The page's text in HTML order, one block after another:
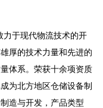
于现代物流技术的开
厚的技术力量和先进的
体系。荣获十余项资质
为北方地区仓储设备制
造与开发，产品类型